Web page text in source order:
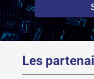
Les